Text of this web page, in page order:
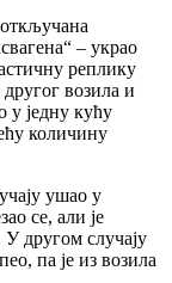
– украо
реплику
возила и
у једну кућу
количину
ушао у
се, али је
У другом случају
па је из возила